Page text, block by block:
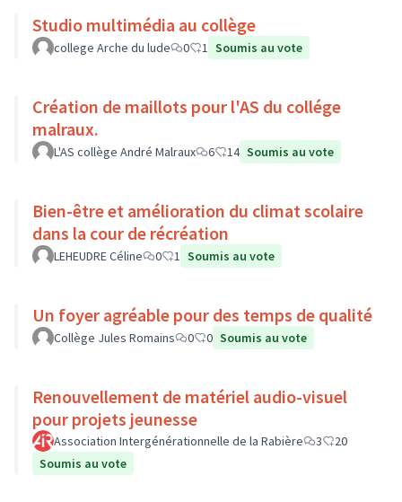
Studio multimédia au collège
college Arche du lude 0 1 Soumis au vote
Création de maillots pour l'AS du collége
malraux.
L'AS collège André Malraux 6 14 Soumis au vote
Bien-être et amélioration du climat scolaire
dans la cour de récréation
LEHEUDRE Céline 0 1 Soumis au vote
Un foyer agréable pour des temps de qualité
Collège Jules Romains 0 0 Soumis au vote
Renouvellement de matériel audio-visuel
pour projets jeunesse
Association Intergénérationnelle de la Rabière 3
20
Soumis au vote